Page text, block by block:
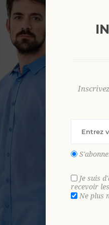
Je suis
recevoir
Ne plus